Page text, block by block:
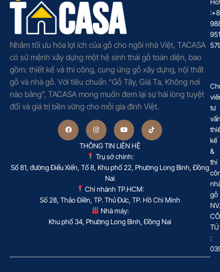
Nhằm tối ưu hóa lợi ích của gỗ cho ngôi nhà Việt, TACASA
có sứ mệnh xây dựng một hệ sinh thái gỗ toàn diện, bao
gồm: thiết kế và thi công, cung ứng gỗ xây dựng, nội thất
gỗ và nhà gỗ. Với tiêu chuẩn “Gỗ Tây, Giá Ta, Không nơi
nào bằng”, TACASA mong muốn đem lại sự hài lòng tuyệt
đối và giá trị bền vững cho mỗi gia đình Việt.
THÔNG TIN LIÊN HỆ
Trụ sở chính:
Số 81, đường Điểu Xiển, Tổ 8, Khu phố 22, Phường Long Bình, Đồng
Nai
Chi nhánh TP.HCM:
Số 28, Thảo Điền, TP. Thủ Đức, TP. Hồ Chí Minh
Nhà máy:
Khu phố 34, Phường Long Bình, Đồng Nai
951
tư
kế
&
thi
gỗ
NV.
TÚ
: